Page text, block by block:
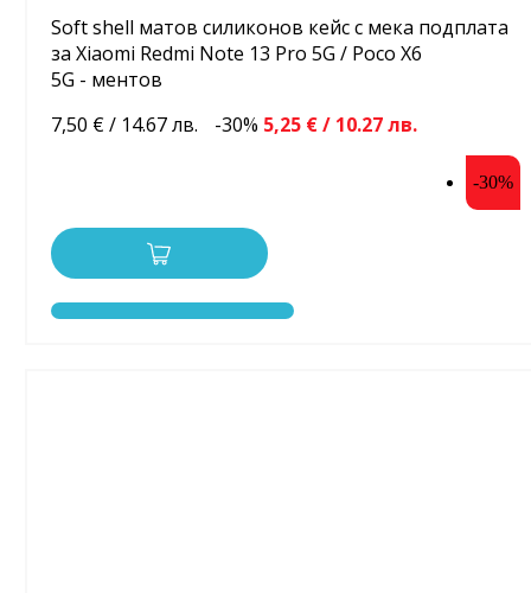
Soft shell матов силиконов кейс с мека подплата
за Xiaomi Redmi Note 13 Pro 5G / Poco X6
5G - ментов
7,50 € / 14.67 лв.
-30% 5,25 € / 10.27 лв.
-30%